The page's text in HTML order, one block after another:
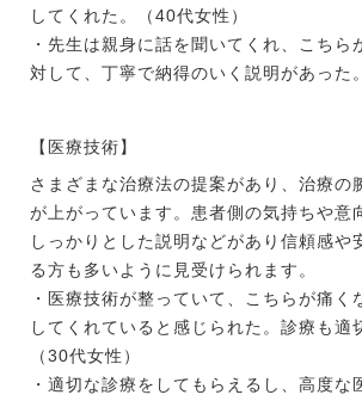
してくれた。（40代女性）
・先生は親身に話を聞いてくれ、こちら
対して、丁寧で納得のいく説明があった
【医療技術】
さまざまな治療法の提案があり、治療の
が上がっています。患者側の気持ちや意
しっかりとした説明などがあり信頼感や
る方も多いように見受けられます。
・医療技術が整っていて、こちらが痛く
してくれていると感じられた。診療も適
（30代女性）
・適切な診療をしてもらえるし、高度な